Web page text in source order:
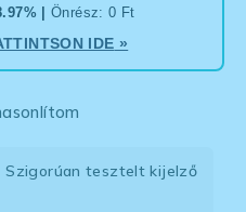
| Önrész: 0 Ft
IDE »
Szigorúan tesztelt kijelző